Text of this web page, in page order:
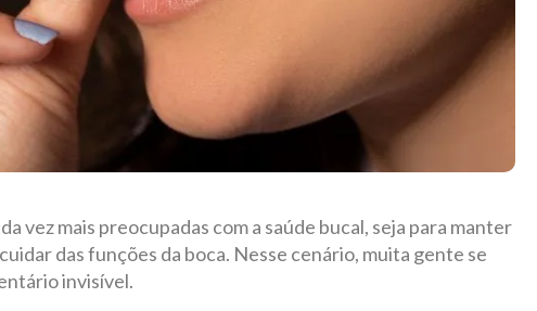
vez mais preocupadas com a saúde bucal, seja para manter
das funções da boca. Nesse cenário, muita gente se
invisível.